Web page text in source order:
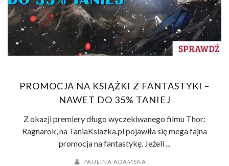
PROMOCJA NA KSIĄŻKI Z FANTASTYKI –
NAWET DO 35% TANIEJ
Z okazji premiery długo wyczekiwanego filmu Thor:
Ragnarok, na TaniaKsiazka.pl pojawiła się mega fajna
promocja na fantastykę. Jeżeli ...
PAULINA ADAMSKA